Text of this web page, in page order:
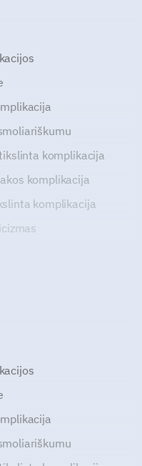
komplikacija
komplikacija
komplikacija